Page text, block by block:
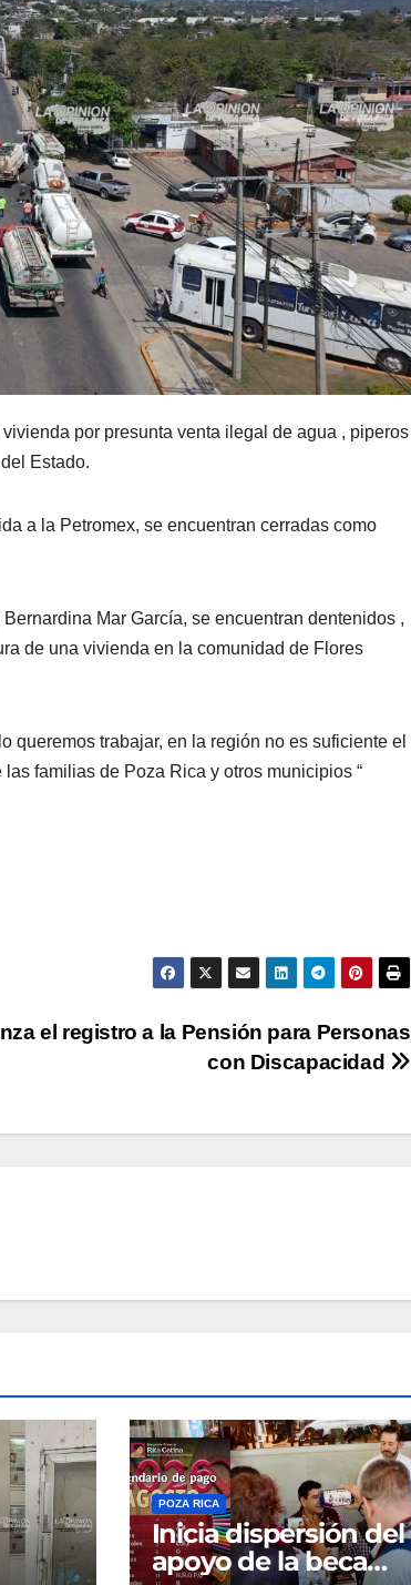
por presunta venta ilegal de agua , piperos
Estado.
a la Petromex, se encuentran cerradas como
Mar García, se encuentran dentenidos ,
de una vivienda en la comunidad de Flores
queremos trabajar, en la región no es suficiente el
familias de Poza Rica y otros municipios “
el registro a la Pensión para Personas
con Discapacidad
POZA RICA
Inicia dispersión del
apoyo de la beca